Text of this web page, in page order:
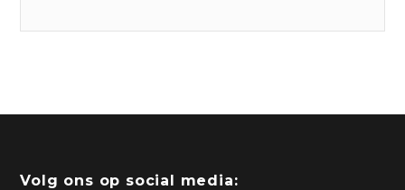
Volg ons op social media: